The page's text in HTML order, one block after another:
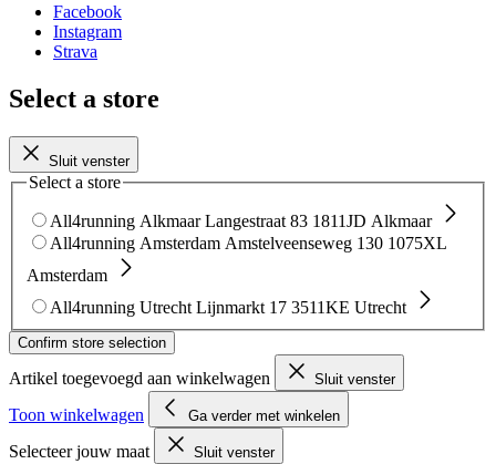
Facebook
Instagram
Strava
Select a store
Sluit venster
Select a store
All4running Alkmaar Langestraat 83 1811JD Alkmaar
All4running Amsterdam Amstelveenseweg 130 1075XL
Amsterdam
All4running Utrecht Lijnmarkt 17 3511KE Utrecht
Confirm store selection
Artikel toegevoegd aan winkelwagen Sluit venster
Toon winkelwagen Ga verder met winkelen
Selecteer jouw maat Sluit venster